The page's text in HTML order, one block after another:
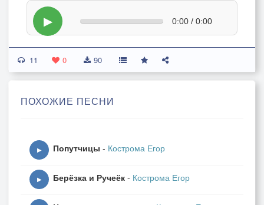
▶ 0:00 / 0:00
11 0 90
ПОХОЖИЕ ПЕСНИ
▶ Попутчицы - Кострома Егор
▶ Берёзка и Ручеёк - Кострома Егор